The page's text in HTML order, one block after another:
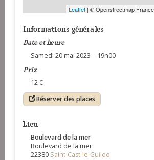
Leaflet | © Openstreetmap
Informations générales
Date et heure
Samedi 20 mai 2023 - 19h00
Prix
12 €
Réserver des places
Lieu
Boulevard de la mer
Boulevard de la mer
22380 Saint-Cast-le-Guildo